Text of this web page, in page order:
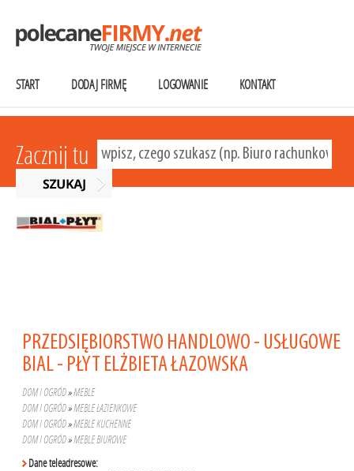
START DODAJ FIRMĘ LOGOWANIE KONTAKT
Zacznij tu
PRZEDSIĘBIORSTWO HANDLOWO - USŁUGOWE
BIAL - PŁYT ELŻBIETA ŁAZOWSKA
DOM I OGRÓD»MEBLE
DOM I OGRÓD»MEBLE ŁAZIENKOWE
DOM I OGRÓD»MEBLE KUCHENNE
DOM I OGRÓD»MEBLE BIUROWE
Dane teleadresowe: